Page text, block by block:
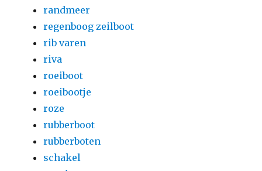
randmeer
regenboog zeilboot
rib varen
riva
roeiboot
roeibootje
roze
rubberboot
rubberboten
schakel